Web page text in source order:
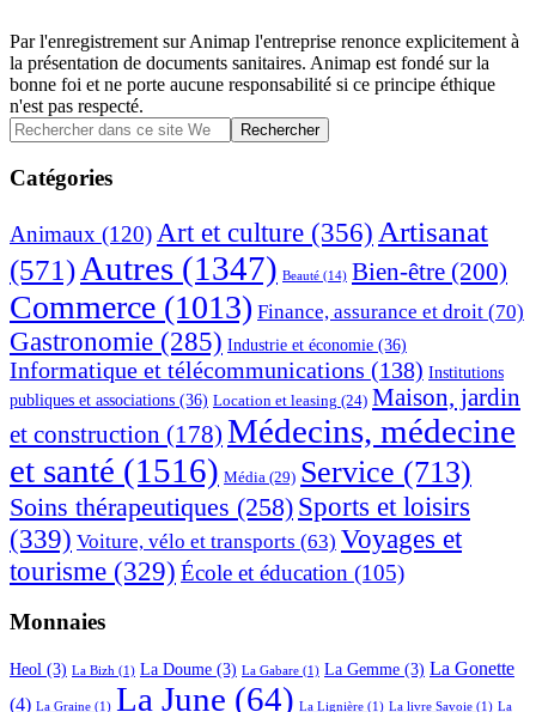
Par l'enregistrement sur Animap l'entreprise renonce explicitement à
la présentation de documents sanitaires. Animap est fondé sur la
bonne foi et ne porte aucune responsabilité si ce principe éthique
n'est pas respecté.
Barre
latérale
principale
Rechercher
dans
ce
site
Catégories
Animaux (120) Art et culture (356) Artisanat
(571) Autres (1347) Beauté (14) Bien-être (200)
Commerce (1013) Finance, assurance et droit (70)
Gastronomie (285) Industrie et économie (36)
Informatique et télécommunications (138) Institutions
publiques et associations (36) Location et leasing (24) Maison, jardin
et construction (178) Médecins, médecine
et santé (1516) Média (29) Service (713)
Soins thérapeutiques (258) Sports et loisirs
(339) Voiture, vélo et transports (63) Voyages et
tourisme (329) École et éducation (105)
Monnaies
Heol (3) La Bizh (1) La Doume (3) La Gabare (1) La Gemme (3) La Gonette
(4) La Graine (1) La June (64) La Lignière (1) La livre Savoie (1) La